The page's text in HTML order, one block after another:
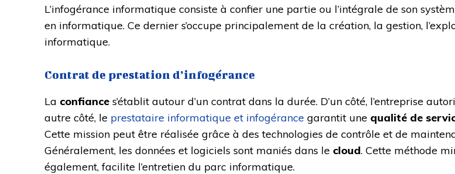
L’infogérance informatique consiste à confier une partie ou l’intégrale de son
en informatique. Ce dernier s’occupe principalement de la création, la gestion,
informatique.
Contrat de prestation d’infogérance
La confiance s’établit autour d’un contrat dans la durée. D’un côté, l’entreprise
autre côté, le prestataire informatique et infogérance garantit une qualité de
Cette mission peut être réalisée grâce à des technologies de contrôle et de
Généralement, les données et logiciels sont maniés dans le cloud. Cette méthode
également, facilite l’entretien du parc informatique.